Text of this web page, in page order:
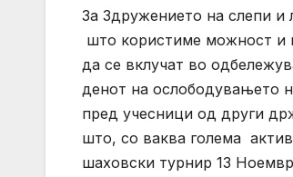
За Здружението на слепи и
што користиме можност и
да се вклучат во
денот на ослободувањето
пред учесници од други
што, со ваква голема
шаховски турнир 13